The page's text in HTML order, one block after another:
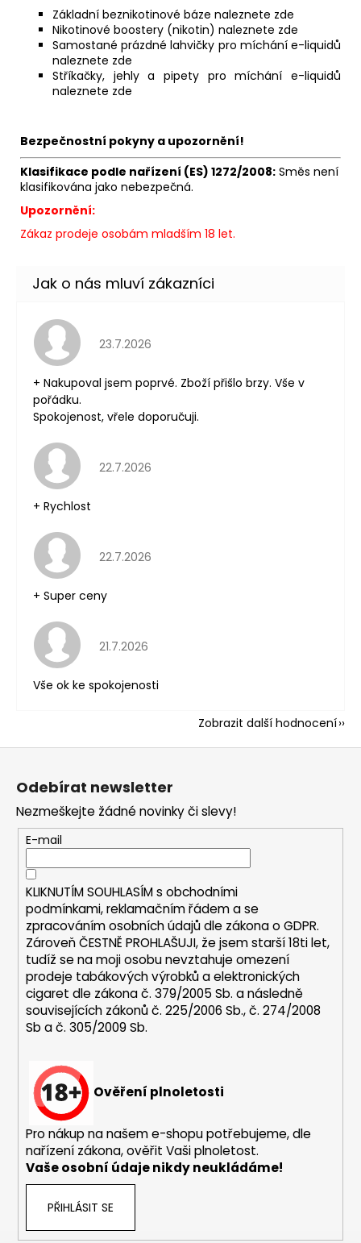
Základní beznikotinové báze naleznete zde
Nikotinové boostery (nikotin) naleznete zde
Samostané prázdné lahvičky pro míchání e-liquidů
naleznete zde
Stříkačky, jehly a pipety pro míchání e-liquidů
naleznete zde
Bezpečnostní pokyny a upozornění!
Klasifikace podle nařízení (ES) 1272/2008: Směs není
klasifikována jako nebezpečná.
Upozornění:
Zákaz prodeje osobám mladším 18 let.
Hodnocení obchodu je 5 z 5 hvězdiček.
23.7.2026
+ Nakupoval jsem poprvé. Zboží přišlo brzy. Vše v
pořádku.
Spokojenost, vřele doporučuji.
Hodnocení obchodu je 5 z 5 hvězdiček.
22.7.2026
+ Rychlost
Hodnocení obchodu je 5 z 5 hvězdiček.
22.7.2026
+ Super ceny
Hodnocení obchodu je 5 z 5 hvězdiček.
21.7.2026
Vše ok ke spokojenosti
Zobrazit další hodnocení
Odebírat newsletter
Nezmeškejte žádné novinky či slevy!
E-mail
KLIKNUTÍM SOUHLASÍM s obchodními
podmínkami,reklamačním řádem a se
zpracováním osobních údajů dle zákona oGDPR.
Zároveň ČESTNĚ PROHLAŠUJI, že jsem starší 18ti let,
tudíž se na moji osobu nevztahuje omezení
prodeje tabákových výrobků a elektronických
cigaret dle zákona č. 379/2005 Sb. a následně
souvisejících zákonů č. 225/2006 Sb., č. 274/2008
Sb a č. 305/2009 Sb.
Ověření plnoletosti
Pro nákup na našem e-shopu potřebujeme, dle
nařízení zákona, ověřit Vaši plnoletost.
Vaše osobní údaje nikdy neukládáme!
PŘIHLÁSIT SE